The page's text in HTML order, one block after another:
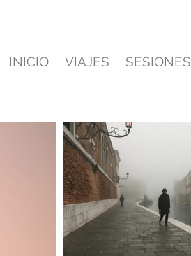
INICIO VIAJES SESIONES